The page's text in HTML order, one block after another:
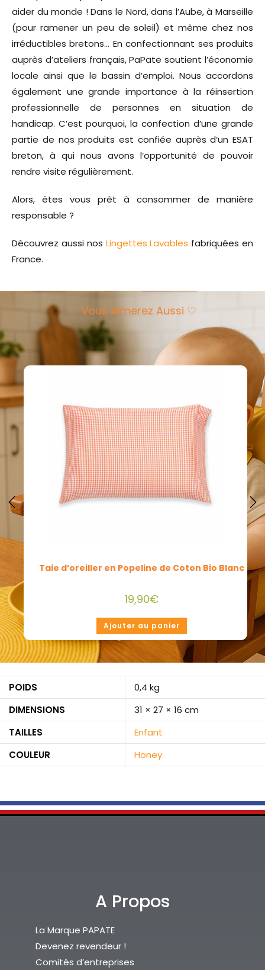
aider du monde ! Dans le Nord, dans l’Aube, à Marseille
(pour ramener un peu de soleil) et même chez nos
irréductibles bretons… En confectionnant ses produits
auprès d’ateliers français, PaPate soutient l’économie
locale ainsi que le bassin d’emploi. Nous accordons
également une grande importance à la réinsertion
professionnelle de personnes en situation de
handicap. C’est pourquoi, la confection d’une grande
partie de nos produits est confiée auprès d’un ESAT
breton, à qui nous avons l’opportunité de pouvoir
rendre visite régulièrement.
Alors, êtes vous prêt à consommer de manière
responsable ?
Découvrez aussi nos Lingettes Lavables fabriquées en
France.
♡ Vous Aimerez Aussi ♡
Gigoteuse Hiver en Coton Bio Honey
79,00€
Ajouter au panier
POIDS
0,4 kg
DIMENSIONS
31 × 27 × 16 cm
TAILLES
Enfant
COULEUR
Honey
A Propos
La Marque PAPATE
Devenez revendeur !
Comités d’entreprises